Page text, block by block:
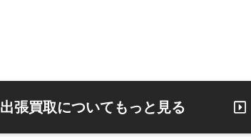
出張買取についてもっと見る